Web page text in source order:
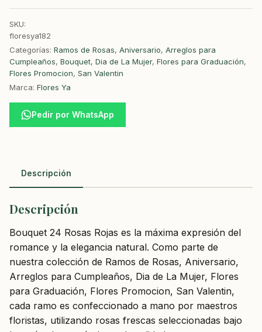
SKU:
floresya182
Categorías: Ramos de Rosas, Aniversario, Arreglos para
Cumpleaños, Bouquet, Dia de La Mujer, Flores para Graduación,
Flores Promocion, San Valentin
Marca: Flores Ya
Pedir por WhatsApp
Descripción
Descripción
Bouquet 24 Rosas Rojas es la máxima expresión del
romance y la elegancia natural. Como parte de
nuestra colección de Ramos de Rosas, Aniversario,
Arreglos para Cumpleaños, Dia de La Mujer, Flores
para Graduación, Flores Promocion, San Valentin,
cada ramo es confeccionado a mano por maestros
floristas, utilizando rosas frescas seleccionadas bajo